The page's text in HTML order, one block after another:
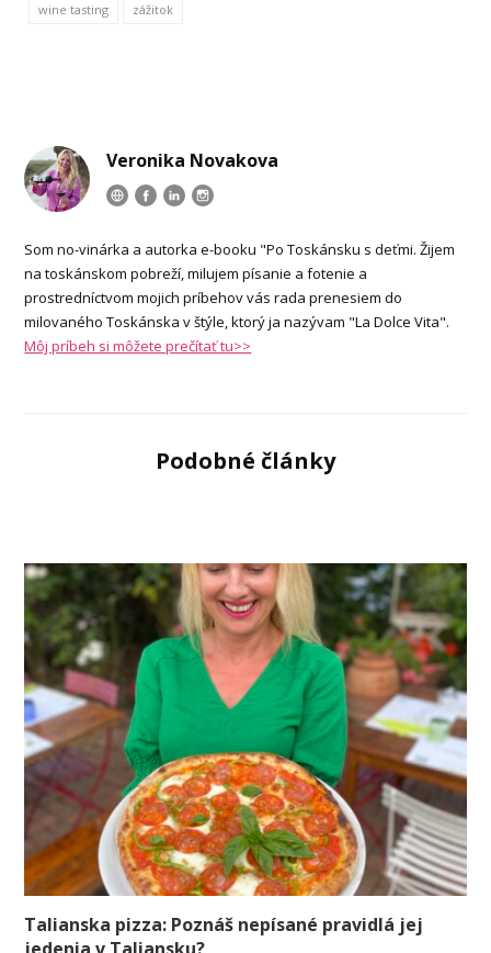
wine tasting zážitok
Veronika Novakova
Som no-vinárka a autorka e-booku "Po Toskánsku s deťmi. Žijem
na toskánskom pobreží, milujem písanie a fotenie a
prostredníctvom mojich príbehov vás rada prenesiem do
milovaného Toskánska v štýle, ktorý ja nazývam "La Dolce Vita".
Môj príbeh si môžete prečítať tu>>
Podobné články
Talianska pizza: Poznáš nepísané pravidlá jej